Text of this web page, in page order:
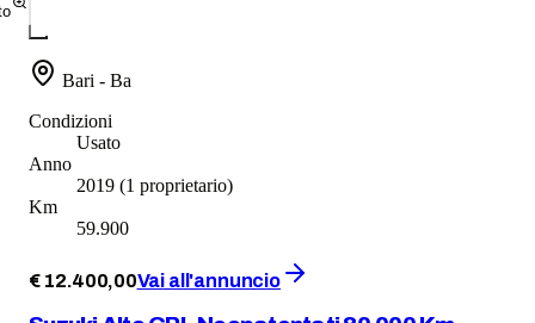
Bari - Ba
Condizioni
Usato
Anno
2019 (1 proprietario)
Km
59.900
€ 12.400,00Vai all'annuncio